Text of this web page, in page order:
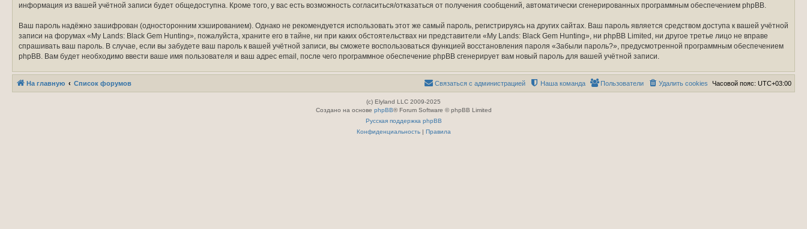
информация из вашей учётной записи будет общедоступна. Кроме того, у вас есть возможность согласиться/отказаться от получения сообщений, автоматически сгенерированных программным обеспечением phpBB.
Ваш пароль надёжно зашифрован (односторонним хэшированием). Однако не рекомендуется использовать этот же самый пароль, регистрируясь на других сайтах. Ваш пароль является средством доступа к вашей учётной
записи на форумах «My Lands: Black Gem Hunting», пожалуйста, храните его в тайне, ни при каких обстоятельствах ни представители «My Lands: Black Gem Hunting», ни phpBB Limited, ни другое третье лицо не вправе
спрашивать ваш пароль. В случае, если вы забудете ваш пароль к вашей учётной записи, вы сможете воспользоваться функцией восстановления пароля «Забыли пароль?», предусмотренной программным обеспечением
phpBB. Вам будет необходимо ввести ваше имя пользователя и ваш адрес email, после чего программное обеспечение phpBB сгенерирует вам новый пароль для вашей учётной записи.
На главную Список форумов Часовой пояс: UTC+03:00
Удалить cookies
Пользователи
Наша команда
Связаться с администрацией
(c) Elyland LLC 2009-2025
Создано на основе phpBB® Forum Software © phpBB Limited
Русская поддержка phpBB
Конфиденциальность| Правила